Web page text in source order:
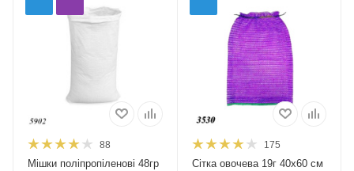
88
Мішки поліпропіленові 48гр
175
Сітка овочева 19г 40х60 см